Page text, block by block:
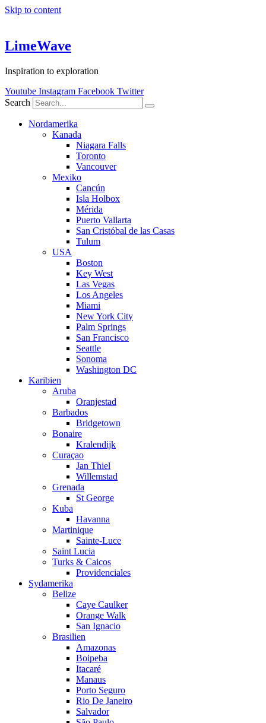
Skip to content
LimeWave
Inspiration to exploration
Youtube Instagram Facebook Twitter
Search
Nordamerika
Kanada
Niagara Falls
Toronto
Vancouver
Mexiko
Cancún
Isla Holbox
Mérida
Puerto Vallarta
San Cristóbal de las Casas
Tulum
USA
Boston
Key West
Las Vegas
Los Angeles
Miami
New York City
Palm Springs
San Francisco
Seattle
Sonoma
Washington DC
Karibien
Aruba
Oranjestad
Barbados
Bridgetown
Bonaire
Kralendijk
Curaçao
Jan Thiel
Willemstad
Grenada
St George
Kuba
Havanna
Martinique
Sainte-Luce
Saint Lucia
Turks & Caicos
Providenciales
Sydamerika
Belize
Caye Caulker
Orange Walk
San Ignacio
Brasilien
Amazonas
Boipeba
Itacaré
Manaus
Porto Seguro
Rio De Janeiro
Salvador